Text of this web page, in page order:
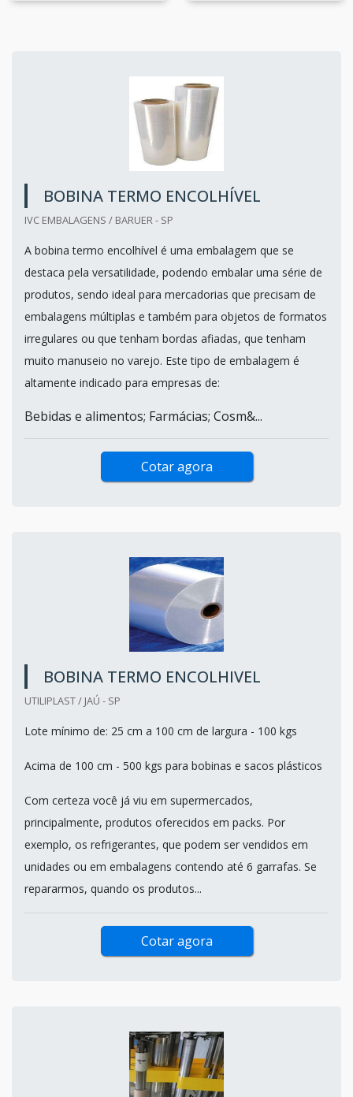
BOBINA TERMO ENCOLHÍVEL
IVC EMBALAGENS / BARUER - SP
A bobina termo encolhível é uma embalagem que se
destaca pela versatilidade, podendo embalar uma série de
produtos, sendo ideal para mercadorias que precisam de
embalagens múltiplas e também para objetos de formatos
irregulares ou que tenham bordas afiadas, que tenham
muito manuseio no varejo. Este tipo de embalagem é
altamente indicado para empresas de:
Bebidas e alimentos; Farmácias; Cosm&...
Cotar agora
BOBINA TERMO ENCOLHIVEL
UTILIPLAST / JAÚ - SP
Lote mínimo de: 25 cm a 100 cm de largura - 100 kgs
Acima de 100 cm - 500 kgs para bobinas e sacos plásticos
Com certeza você já viu em supermercados,
principalmente, produtos oferecidos em packs. Por
exemplo, os refrigerantes, que podem ser vendidos em
unidades ou em embalagens contendo até 6 garrafas. Se
repararmos, quando os produtos...
Cotar agora